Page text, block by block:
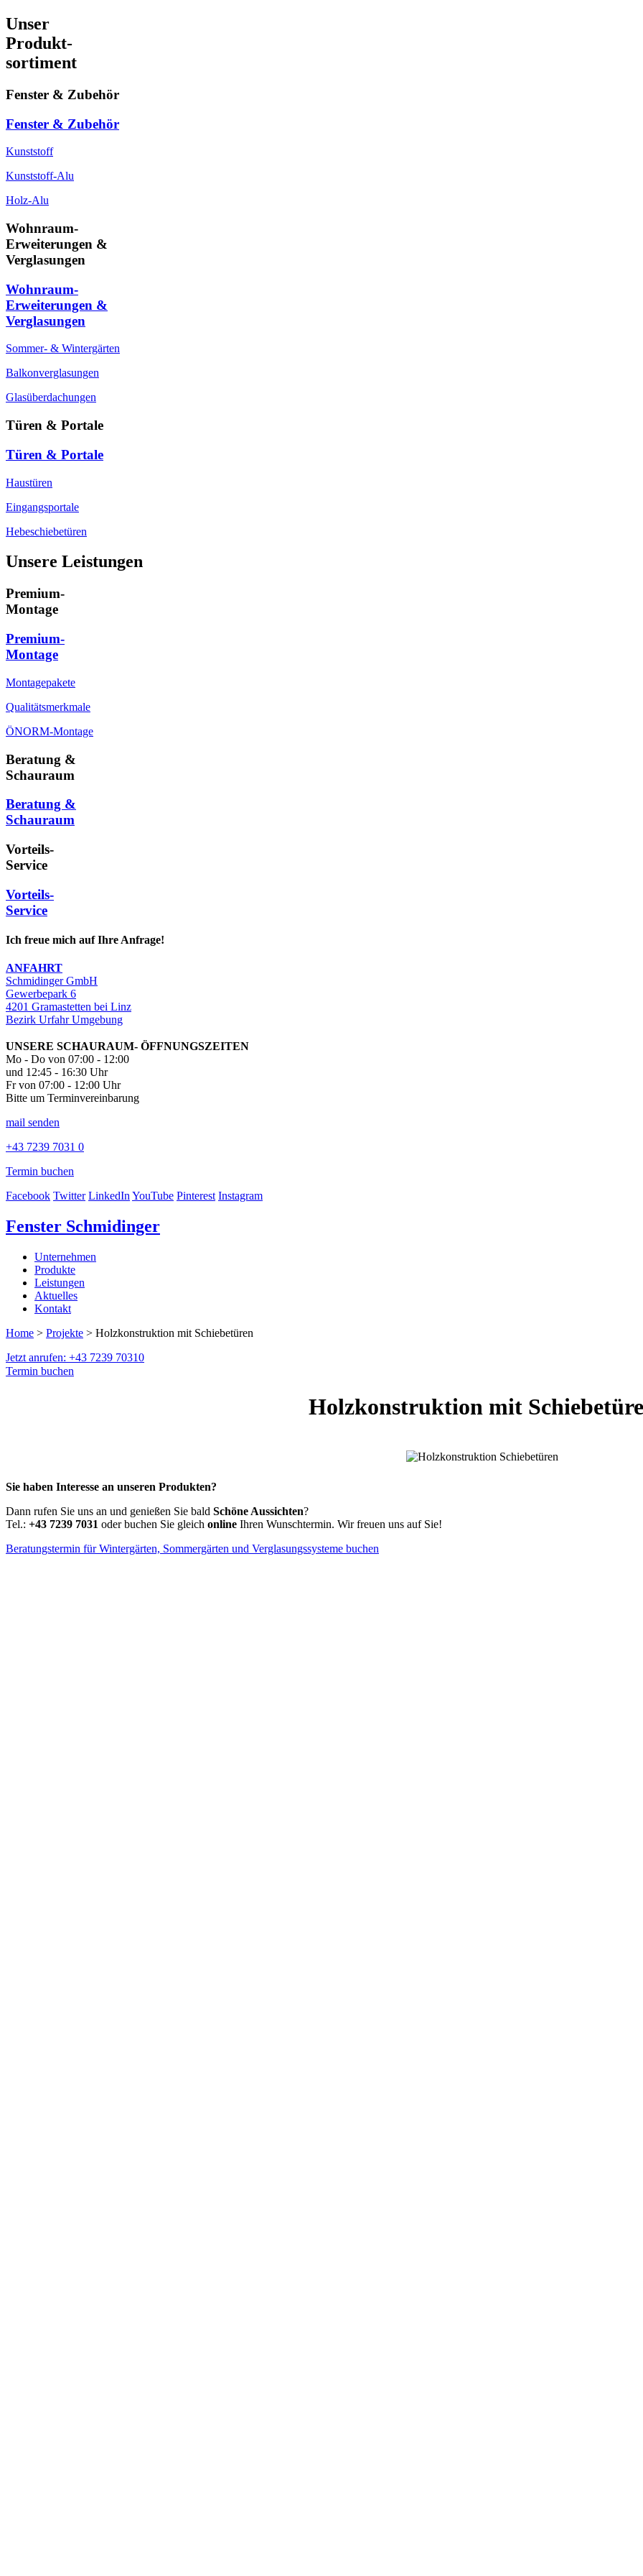
Unser
Produkt-
sortiment
Fenster & Zubehör
Fenster & Zubehör
Kunststoff
Kunststoff-Alu
Holz-Alu
Wohnraum-
Erweiterungen &
Verglasungen
Wohnraum-
Erweiterungen &
Verglasungen
Sommer- & Wintergärten
Balkonverglasungen
Glasüberdachungen
Türen & Portale
Türen & Portale
Haustüren
Eingangsportale
Hebeschiebetüren
Unsere Leistungen
Premium-
Montage
Premium-
Montage
Montagepakete
Qualitätsmerkmale
ÖNORM-Montage
Beratung &
Schauraum
Beratung &
Schauraum
Vorteils-
Service
Vorteils-
Service
Ich freue mich auf Ihre Anfrage!
ANFAHRT
Schmidinger GmbH
Gewerbepark 6
4201 Gramastetten bei Linz
Bezirk Urfahr Umgebung
UNSERE SCHAURAUM- ÖFFNUNGSZEITEN
Mo - Do von 07:00 - 12:00
und 12:45 - 16:30 Uhr
Fr von 07:00 - 12:00 Uhr
Bitte um Terminvereinbarung
mail senden
+43 7239 7031 0
Termin buchen
Facebook Twitter LinkedInYouTube Pinterest Instagram
Fenster Schmidinger
Unternehmen
Produkte
Leistungen
Aktuelles
Kontakt
Home > Projekte > Holzkonstruktion mit Schiebetüren
Jetzt anrufen: +43 7239 70310
Termin buchen
Holzkonstruktion mit
Sie haben Interesse an unseren Produkten?
Dann rufen Sie uns an und genießen Sie bald Schöne Aussichten?
Tel.: +43 7239 7031 oder buchen Sie gleich online Ihren Wunschtermin. Wir freuen uns auf Sie!
Beratungstermin für Wintergärten, Sommergärten und Verglasungssysteme buchen